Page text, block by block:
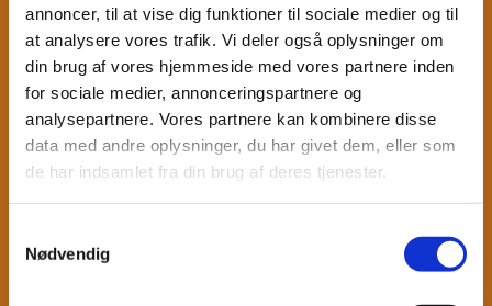
annoncer, til at vise dig funktioner til sociale medier og til
at analysere vores trafik. Vi deler også oplysninger om
din brug af vores hjemmeside med vores partnere inden
for sociale medier, annonceringspartnere og
analysepartnere. Vores partnere kan kombinere disse
data med andre oplysninger, du har givet dem, eller som
de har indsamlet fra din brug af deres tjenester.
Nødvendig
Dato: 03-08-2026 08:00
Gratis prøvetime på: Gravidhold
Efterfødselshold BabyTummel hold Ring til os på
tlf. 59 43 97 47 eller skriv på
holbaek@benefit.dk, så booker vi dig til en
gratis prøvetime. ...